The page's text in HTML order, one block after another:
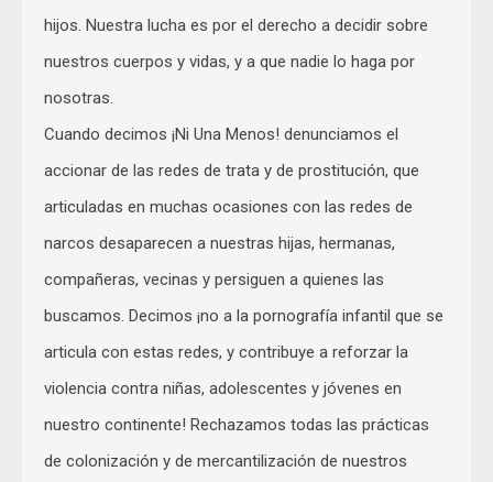
hijos. Nuestra lucha es por el derecho a decidir sobre
nuestros cuerpos y vidas, y a que nadie lo haga por
nosotras.
Cuando decimos ¡Ni Una Menos! denunciamos el
accionar de las redes de trata y de prostitución, que
articuladas en muchas ocasiones con las redes de
narcos desaparecen a nuestras hijas, hermanas,
compañeras, vecinas y persiguen a quienes las
buscamos. Decimos ¡no a la pornografía infantil que se
articula con estas redes, y contribuye a reforzar la
violencia contra niñas, adolescentes y jóvenes en
nuestro continente! Rechazamos todas las prácticas
de colonización y de mercantilización de nuestros